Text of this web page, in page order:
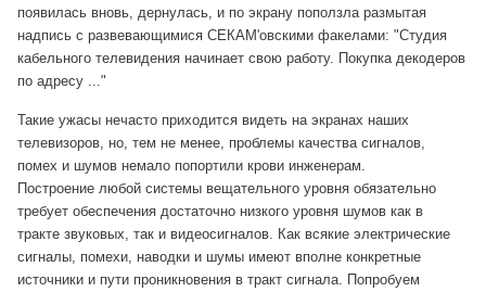
появилась вновь, дернулась, и по экрану поползла размытая
надпись с развевающимися СЕКАМ'овскими факелами: "Студия
кабельного телевидения начинает свою работу. Покупка декодеров
по адресу ..."
Такие ужасы нечасто приходится видеть на экранах наших
телевизоров, но, тем не менее, проблемы качества сигналов,
помех и шумов немало попортили крови инженерам.
Построение любой системы вещательного уровня обязательно
требует обеспечения достаточно низкого уровня шумов как в
тракте звуковых, так и видеосигналов. Как всякие электрические
сигналы, помехи, наводки и шумы имеют вполне конкретные
источники и пути проникновения в тракт сигнала. Попробуем